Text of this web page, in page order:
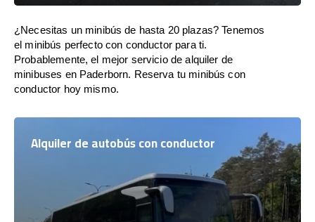
¿Necesitas un minibús de hasta 20 plazas? Tenemos
el minibús perfecto con conductor para ti.
Probablemente, el mejor servicio de alquiler de
minibuses en Paderborn. Reserva tu minibús con
conductor hoy mismo.
Alquiler de autobús con conductor